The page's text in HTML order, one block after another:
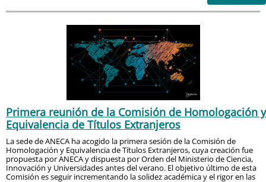
Primera reunión de la Comisión de Homologación y
Equivalencia de Títulos Extranjeros
La sede de ANECA ha acogido la primera sesión de la Comisión de
Homologación y Equivalencia de Títulos Extranjeros, cuya creación fue
propuesta por ANECA y dispuesta por Orden del Ministerio de Ciencia,
Innovación y Universidades antes del verano. El objetivo último de esta
Comisión es seguir incrementando la solidez académica y el rigor en las